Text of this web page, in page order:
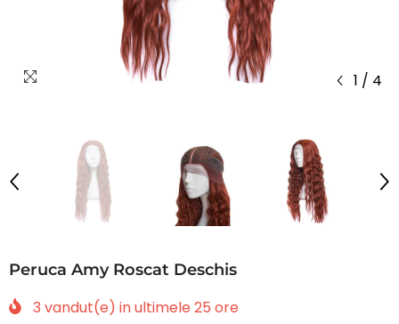
1 / 4
Peruca Amy Roscat Deschis
3 vandut(e) in ultimele 25 ore